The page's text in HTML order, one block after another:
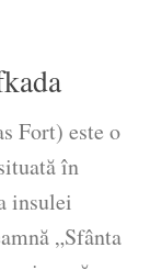
Fort) este o
în
insulei
„Sfânta